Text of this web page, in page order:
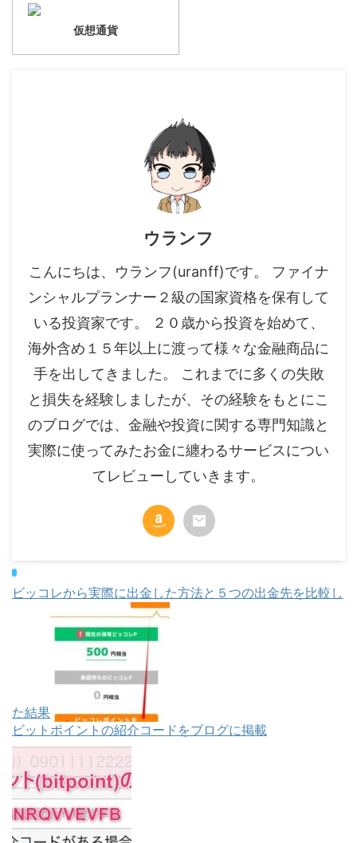
仮想通貨
ウランフ
こんにちは、ウランフ(uranff)です。 ファイナ
ンシャルプランナー２級の国家資格を保有して
いる投資家です。 ２０歳から投資を始めて、
海外含め１５年以上に渡って様々な金融商品に
手を出してきました。 これまでに多くの失敗
と損失を経験しましたが、その経験をもとにこ
のブログでは、金融や投資に関する専門知識と
実際に使ってみたお金に纏わるサービスについ
てレビューしていきます。
ビッコレから実際に出金した方法と５つの出金先を比較し
た結果
ビットポイントの紹介コードをブログに掲載